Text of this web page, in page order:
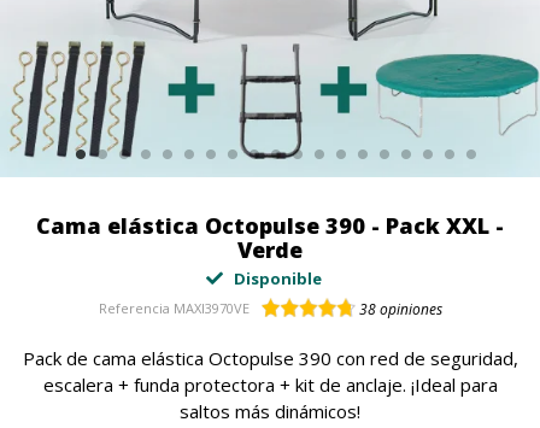
Cama elástica Octopulse 390 - Pack XXL -
Verde
Disponible
Referencia MAXI3970VE 38opiniones
Pack de cama elástica Octopulse 390 con red de seguridad,
escalera + funda protectora + kit de anclaje. ¡Ideal para
saltos más dinámicos!